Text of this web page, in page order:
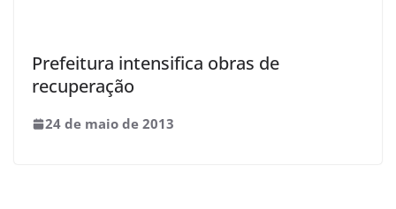
Prefeitura intensifica obras de
recuperação
24 de maio de 2013